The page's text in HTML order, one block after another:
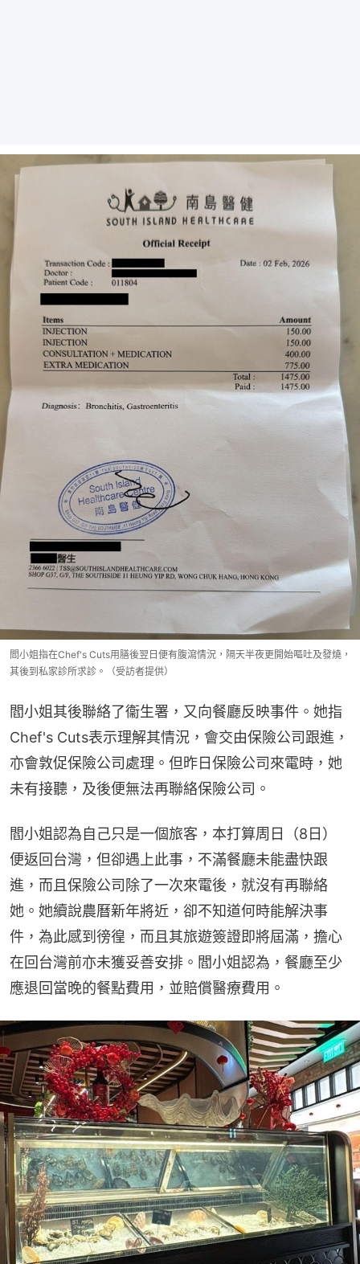
閻小姐指在Chef's Cuts用膳後翌日便有腹瀉情況，隔天半夜更開始嘔吐及發燒，
其後到私家診所求診。（受訪者提供）
閻小姐其後聯絡了衞生署，又向餐廳反映事件。她指
Chef's Cuts表示理解其情況，會交由保險公司跟進，
亦會敦促保險公司處理。但昨日保險公司來電時，她
未有接聽，及後便無法再聯絡保險公司。
閻小姐認為自己只是一個旅客，本打算周日（8日）
便返回台灣，但卻遇上此事，不滿餐廳未能盡快跟
進，而且保險公司除了一次來電後，就沒有再聯絡
她。她續說農曆新年將近，卻不知道何時能解決事
件，為此感到徬徨，而且其旅遊簽證即將屆滿，擔心
在回台灣前亦未獲妥善安排。閻小姐認為，餐廳至少
應退回當晚的餐點費用，並賠償醫療費用。